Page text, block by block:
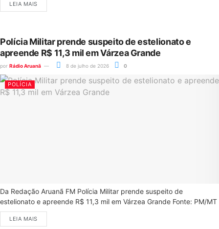
LEIA MAIS
Polícia Militar prende suspeito de estelionato e
apreende R$ 11,3 mil em Várzea Grande
por Rádio Aruanã 8 de julho de 2026 0
POLÍCIA
Da Redação Aruanã FM Polícia Militar prende suspeito de
estelionato e apreende R$ 11,3 mil em Várzea Grande Fonte: PM/MT
LEIA MAIS